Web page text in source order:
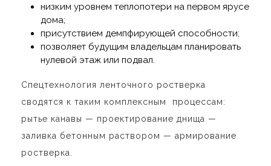
низким уровнем теплопотери на первом ярусе
дома;
присутствием демпфирующей способности;
позволяет будущим владельцам планировать
нулевой этаж или подвал.
Спецтехнология ленточного ростверка
сводятся к таким комплексным процессам:
рытье канавы — проектирование днища —
заливка бетонным раствором — армирование
ростверка